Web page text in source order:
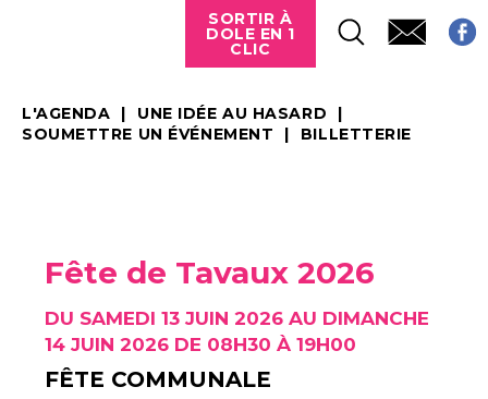
SORTIR À
DOLE EN 1
CLIC
L'AGENDA
UNE IDÉE AU HASARD
SOUMETTRE UN ÉVÉNEMENT
BILLETTERIE
Fête de Tavaux 2026
DU SAMEDI 13 JUIN 2026 AU DIMANCHE
14 JUIN 2026 DE 08H30 À 19H00
FÊTE COMMUNALE